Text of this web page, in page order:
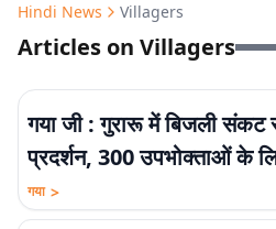
Hindi News Villagers
Articles on Villagers
गया जी : गुरारू में बिजली संकट
प्रदर्शन, 300 उपभोक्ताओं के
की मांग
गया >